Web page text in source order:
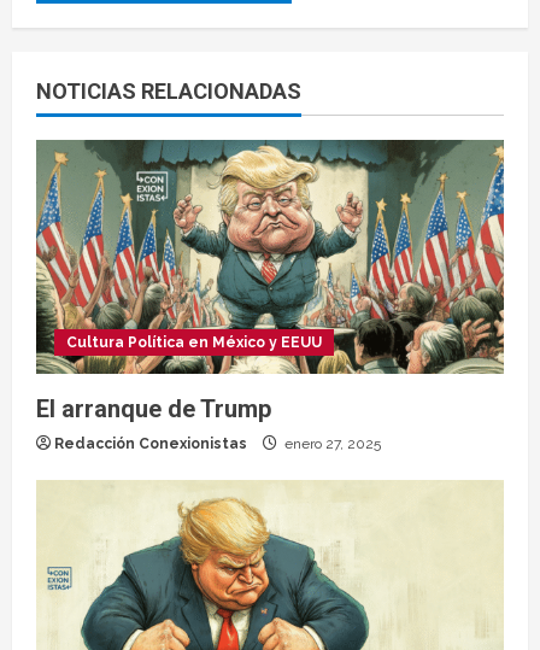
NOTICIAS RELACIONADAS
Cultura Política en México y EEUU
El arranque de Trump
Redacción Conexionistas enero 27, 2025